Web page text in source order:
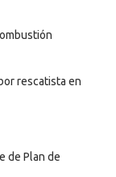
rescatista en
de Plan de